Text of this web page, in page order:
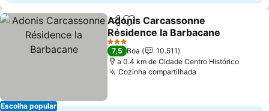
Escolha popular
PartilharAdicionar aos favoritos
Adonis Carcassonne
Résidence la Barbacane
3 Estrelas
7,5 Boa
10.511
a 0.4 km de Cidade Centro Histórico
Cozinha compartilhada